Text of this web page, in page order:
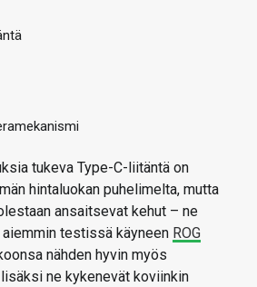
tukeva Type-C-liitäntä on
hintaluokan puhelimelta, mutta
ansaitsevat kehut – ne
testissä käyneen ROG
nähden hyvin myös
ne kykenevät koviinkin